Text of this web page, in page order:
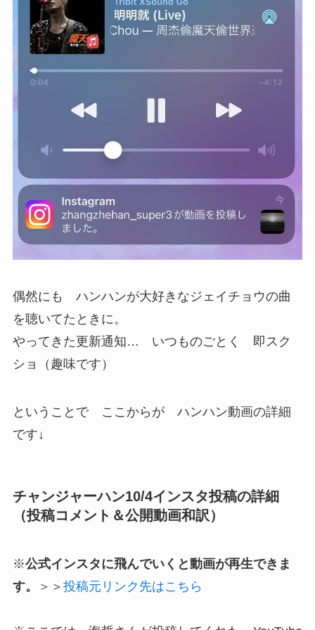
偶然にも ハンハンが大好きなジェイチョウの曲
を聴いてたときに。
やってきた更新通知… いつものごとく 即スク
ショ（趣味です）
ということで ここからが ハンハン動画の詳細
です↓
チャンジャーハン10/4インスタ投稿の詳細
（投稿コメント＆公開動画和訳）
※公式インスタに飛んでいくと動画が再生できま
す。
＞＞ 投稿元リンク先はこちら